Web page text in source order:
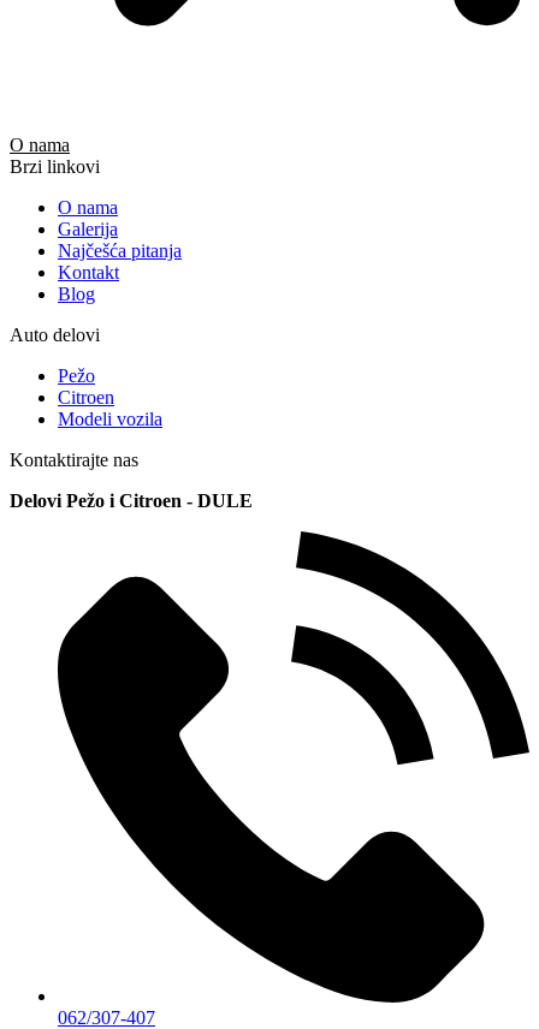
O nama
Brzi linkovi
O nama
Galerija
Najčešća pitanja
Kontakt
Blog
Auto delovi
Pežo
Citroen
Modeli vozila
Kontaktirajte nas
Delovi Pežo i Citroen - DULE
062/307-407